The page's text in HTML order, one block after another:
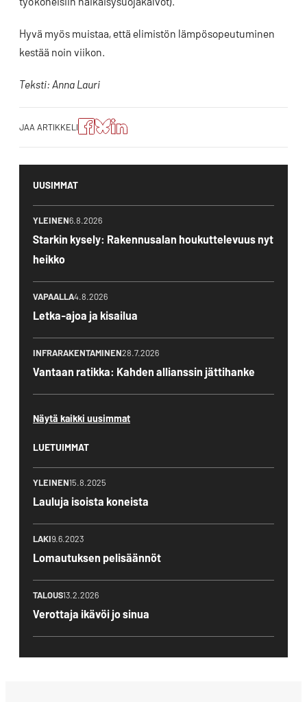
Hyvä myös muistaa, että elimistön lämpösopeutuminen
kestää noin viikon.
Teksti: Anna Lauri
JAA ARTIKKELI
Jaa
artikkeli
Facebookissa
Jaa
artikkeli
Blueskyssa
Jako:
Jaa
artikkeli
LinkedIn:ssä
UUSIMMAT
YLEINEN6.8.2026
Starkin kysely: Rakennusalan houkuttelevuus nyt
heikko
VAPAALLA4.8.2026
Letka-ajoa ja kisailua
INFRARAKENTAMINEN28.7.2026
Vantaan ratikka: Kahden allianssin jättihanke
Näytä kaikki uusimmat
LUETUIMMAT
YLEINEN15.8.2025
Lauluja isoista koneista
LAKI9.6.2023
Lomautuksen pelisäännöt
TALOUS13.2.2026
Verottaja ikävöi jo sinua